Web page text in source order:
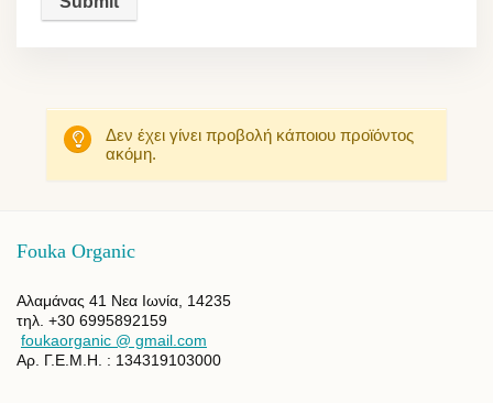
Δεν έχει γίνει προβολή κάποιου προϊόντος
ακόμη.
Fouka Organic
Αλαμάνας 41 Νεα Ιωνία, 14235
τηλ. +30 6995892159
foukaorganic @ gmail.com
Αρ. Γ.Ε.Μ.Η. : 134319103000